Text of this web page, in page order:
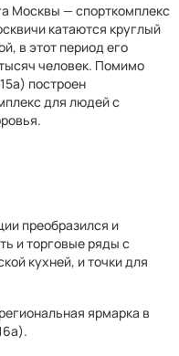
Москвы — спорткомплекс
катаются круглый
в этот период его
человек. Помимо
построен
для людей с
преобразился и
и торговые ряды с
кухней, и точки для
ярмарка в